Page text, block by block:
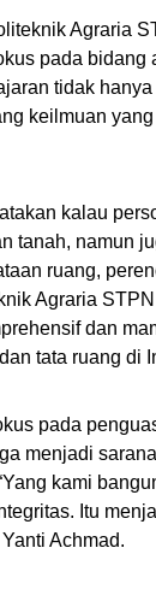
Agraria
pada bidang
tidak
keilmuan
kalau
tanah, namun
ruang,
Agraria
dan
tata ruang di
pada
menjadi
kami
Itu
Achmad.